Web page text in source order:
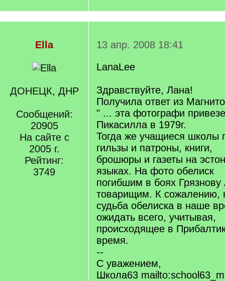
Ella
ДОНЕЦК, ДНР
Сообщений:
20905
На сайте с
2005 г.
Рейтинг:
3749
13 апр. 2008 18:41
LanaLee
Здравствуйте, Лана!
Получила ответ из
" ... эта фотографи
Пикасилла в 1979г.
Тогда же учащиеся школы
гильзы и патроны, книги,
брошюры и газеты на
языках. На фото обелиск
погибшим в боях
товарищим. К сожалению,
судьба обелиска в наше
ожидать всего, учитывая,
происходящее в
время.
--
С уважением,
Школа63